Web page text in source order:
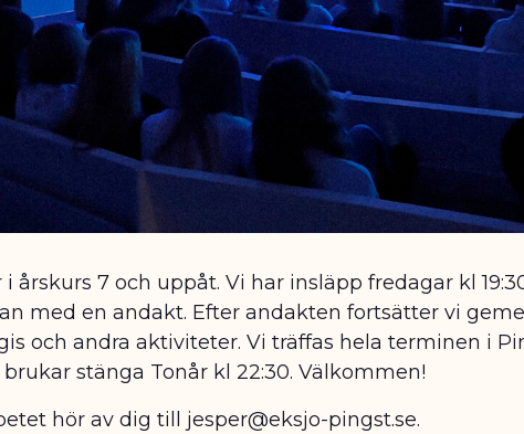
årskurs 7 och uppåt. Vi har insläpp fredagar kl
med en andakt. Efter andakten fortsätter vi
och andra aktiviteter. Vi träffas hela terminen i
stänga Tonår kl 22:30. Välkommen!
hör av dig till jesper@eksjo-pingst.se.